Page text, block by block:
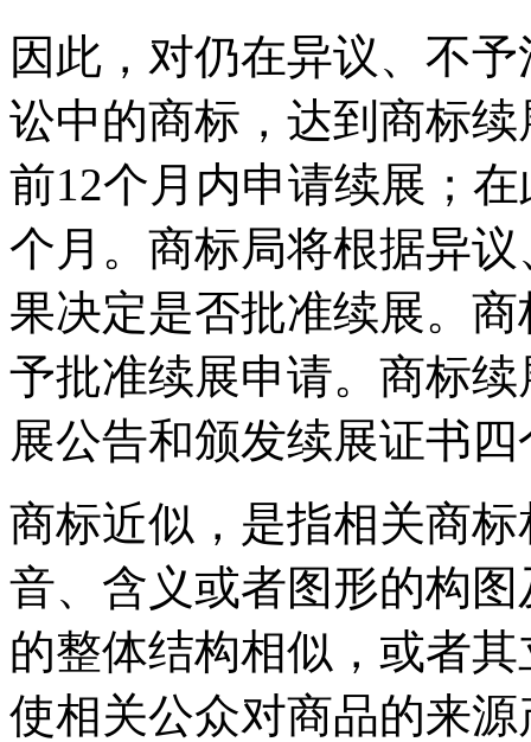
因此，对仍在异议、不
讼中的商标，达到商标
前12个月内申请续展；
个月。商标局将根据异
果决定是否批准续展。
予批准续展申请。商标
展公告和颁发续展证书
商标近似，是指相关商
音、含义或者图形的构
的整体结构相似，或者
使相关公众对商品的来